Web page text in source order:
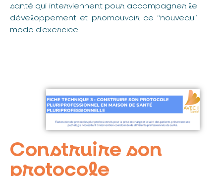
santé qui interviennent pour accompagner le
développement et promouvoir ce “nouveau”
mode d’exercice.
Construire son
protocole